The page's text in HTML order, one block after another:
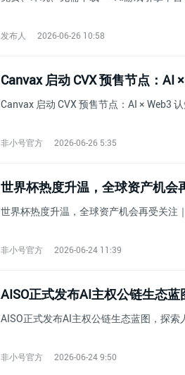
发布人 2026-06-26 10:58
Canvax 启动 CVX 预售节点：AI × Web3
非小号官方 2026-06-26 5:35
世界杯热度升温，全球资产机会
世界杯热度升温，全球资产机会再受关注
非小号官方 2026-06-24 11:39
AISO正式发布AI主权公链生态
AISO正式发布AI主权公链生态蓝图，探
非小号官方 2026-06-24 9:50